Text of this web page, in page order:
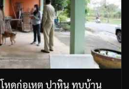
หดก่อเหตุ ปาหิน ทุบบ้าน